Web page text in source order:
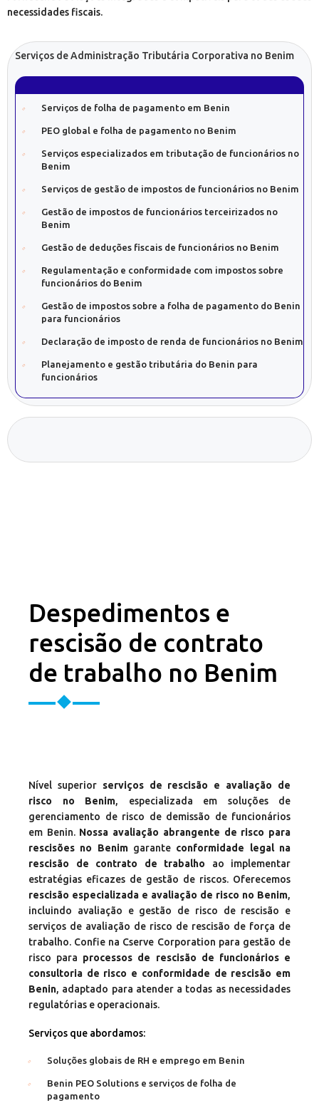
necessidades fiscais.
Serviços de Administração Tributária Corporativa no Benim
Serviços de folha de pagamento em Benin
PEO global e folha de pagamento no Benim
Serviços especializados em tributação de funcionários no
Benim
Serviços de gestão de impostos de funcionários no Benim
Gestão de impostos de funcionários terceirizados no
Benim
Gestão de deduções fiscais de funcionários no Benim
Regulamentação e conformidade com impostos sobre
funcionários do Benim
Gestão de impostos sobre a folha de pagamento do Benin
para funcionários
Declaração de imposto de renda de funcionários no Benim
Planejamento e gestão tributária do Benin para
funcionários
Despedimentos e
rescisão de contrato
de trabalho no Benim
Nível superior serviços de rescisão e avaliação de
risco no Benim, especializada em soluções de
gerenciamento de risco de demissão de funcionários
em Benin. Nossa avaliação abrangente de risco para
rescisões no Benimgarante conformidade legal na
rescisão de contrato de trabalho ao implementar
estratégias eficazes de gestão de riscos. Oferecemos
rescisão especializada e avaliação de risco no Benim,
incluindo avaliação e gestão de risco de rescisão e
serviços de avaliação de risco de rescisão de força de
trabalho. Confie na Cserve Corporation para gestão de
risco para processos de rescisão de funcionários e
consultoria de risco e conformidade de rescisão em
Benin, adaptado para atender a todas as necessidades
regulatórias e operacionais.
Serviços que abordamos:
Soluções globais de RH e emprego em Benin
Benin PEO Solutions e serviços de folha de
pagamento